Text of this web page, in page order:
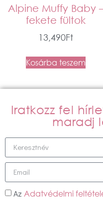
Alpine Muffy Baby
fekete fültok
13,490Ft
Kosárba teszem
Iratkozz fel
maradj
Az Adatvédelmi